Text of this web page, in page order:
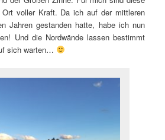
Ort voller Kraft. Da ich auf der mittleren
Jahren gestanden hatte, habe ich nun
Und die Nordwände lassen bestimmt
sich warten…